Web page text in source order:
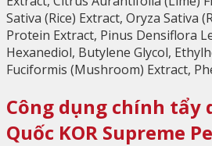
Sativa (Rice) Extract, Oryza Sativa
Protein Extract, Pinus Densiflora
Hexanediol, Butylene Glycol,
Fuciformis (Mushroom) Extract,
Công dụng chính tẩy
Quốc KOR Supreme